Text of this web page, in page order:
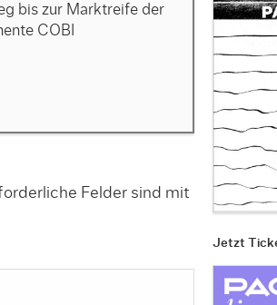
bis zur Marktreife der
COBI
Felder sind mit
Jetzt